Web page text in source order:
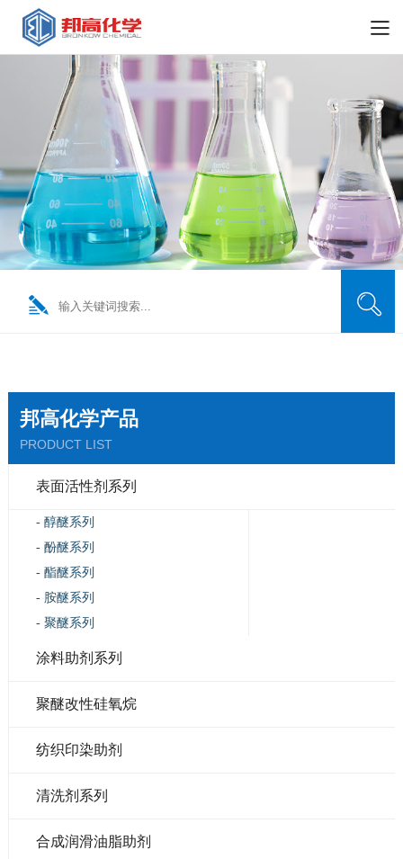
邦高化学产品
PRODUCT LIST
表面活性剂系列
- 醇醚系列
- 酚醚系列
- 酯醚系列
- 胺醚系列
- 聚醚系列
涂料助剂系列
聚醚改性硅氧烷
纺织印染助剂
清洗剂系列
合成润滑油脂助剂